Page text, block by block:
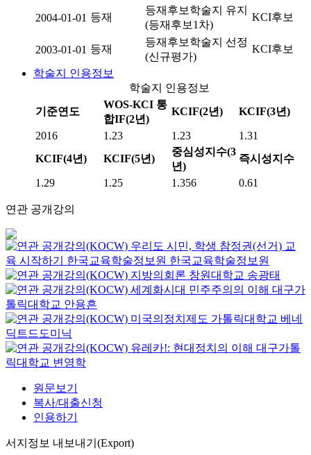
2004-01-01 등재
등재후보학술지 유지
(등재후보1차)
KCI후보
2003-01-01 등재
등재후보학술지 선정
(신규평가)
KCI후보
학술지 인용정보
학술지 인용정보
기준연도
WOS-KCI 통
합IF(2년)
KCIF(2년) KCIF(3년)
2016 1.23 1.23
1.31
KCIF(4년)
KCIF(5년)
중심성지수(3
년)
즉시성지수
1.29 1.25 1.356 0.61
연관 공개강의
우리도 시민, 학생 참정권(선거) 교
육 시작하기
한국교육학술정보원 한국교육학술정보원
지방의회론 창원대학교 송광태
세계화시대 민주주의의 이해 대구가
톨릭대학교 안용흔
미국의정치제도 가톨릭대학교 베네
딕트드도미닉
유레카!: 현대정치의 이해 대구가톨
릭대학교 변영학
원문보기
복사/대출신청
인용하기
서지정보 내보내기(Export)